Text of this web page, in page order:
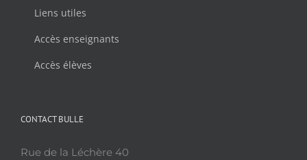
Liens utiles
Accès enseignants
Accès élèves
CONTACT BULLE
Rue de la Léchère 40